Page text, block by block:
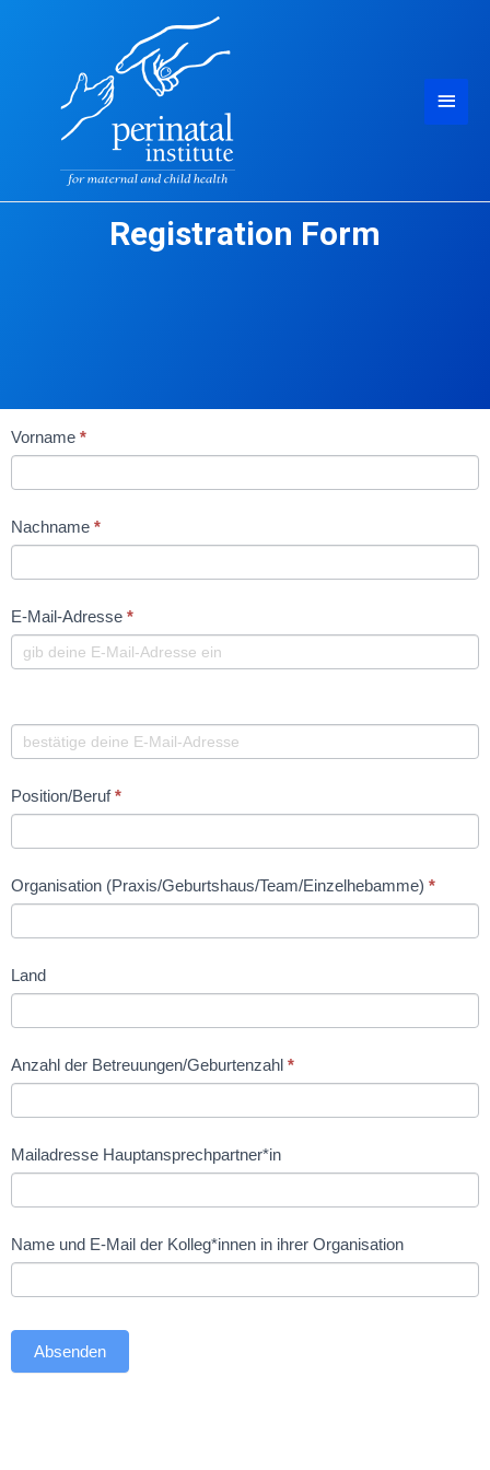
Registration Form
Germany
Registration
Form
Vorname *
Nachname *
E-Mail-Adresse *
Position/Beruf*
Organisation (Praxis/Geburtshaus/Team/Einzelhebamme) *
Land
Anzahl der Betreuungen/Geburtenzahl *
Mailadresse Hauptansprechpartner*in
Name und E-Mail der Kolleg*innen in ihrer Organisation
Absenden